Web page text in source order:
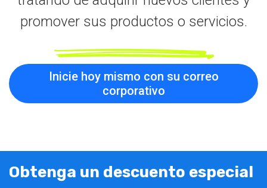
promover sus productos o servicios.
Inicie hoy mismo con su correo
corporativo
Obtenga un descuento especial